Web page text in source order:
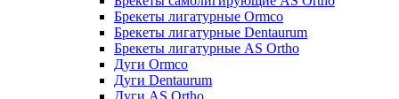
Брекеты лигатурные Ormco
Брекеты лигатурные Dentaurum
Брекеты лигатурные AS Ortho
Дуги Ormco
Дуги Dentaurum
Дуги AS Ortho